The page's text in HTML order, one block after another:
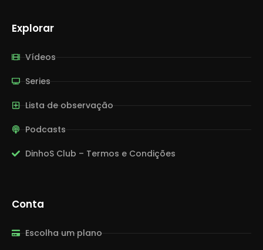
Explorar
Vídeos
Series
Lista de observação
Podcasts
DinhoS Club – Termos e Condições
Conta
Escolha um plano